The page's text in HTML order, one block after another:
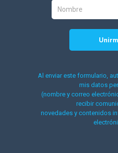
Al enviar este formulario,
mis datos
(nombre y correo
recibir
novedades y contenidos